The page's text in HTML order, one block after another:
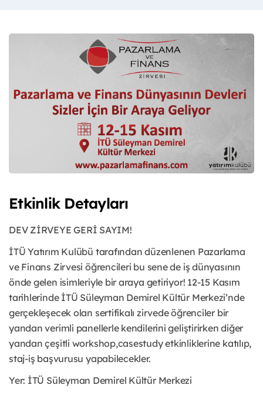
Etkinlik Detayları
DEV ZİRVEYE GERİ SAYIM!
İTÜ Yatırım Kulübü tarafından düzenlenen Pazarlama
ve Finans Zirvesi öğrencileri bu sene de iş dünyasının
önde gelen isimleriyle bir araya getiriyor! 12-15 Kasım
tarihlerinde İTÜ Süleyman Demirel Kültür Merkezi’nde
gerçekleşecek olan sertifikalı zirvede öğrenciler bir
yandan verimli panellerle kendilerini geliştirirken diğer
yandan çeşitli workshop,casestudy etkinliklerine katılıp,
staj-iş başvurusu yapabilecekler.
Yer: İTÜ Süleyman Demirel Kültür Merkezi